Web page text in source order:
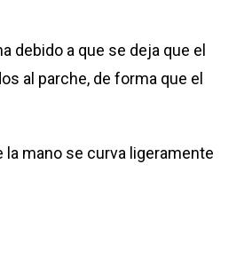
debido a que se deja que el
al parche, de forma que el
la mano se curva ligeramente